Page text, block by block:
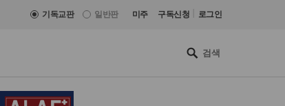
기독교판 일반판 미주 구독신청 로그인